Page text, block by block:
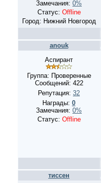
Замечания: 0%
Статус: Offline
Город: Нижний Новгород
anouk
Аспирант
Группа: Проверенные
Сообщений: 422
Репутация: 32
Награды: 0
Замечания: 0%
Статус: Offline
тиссен